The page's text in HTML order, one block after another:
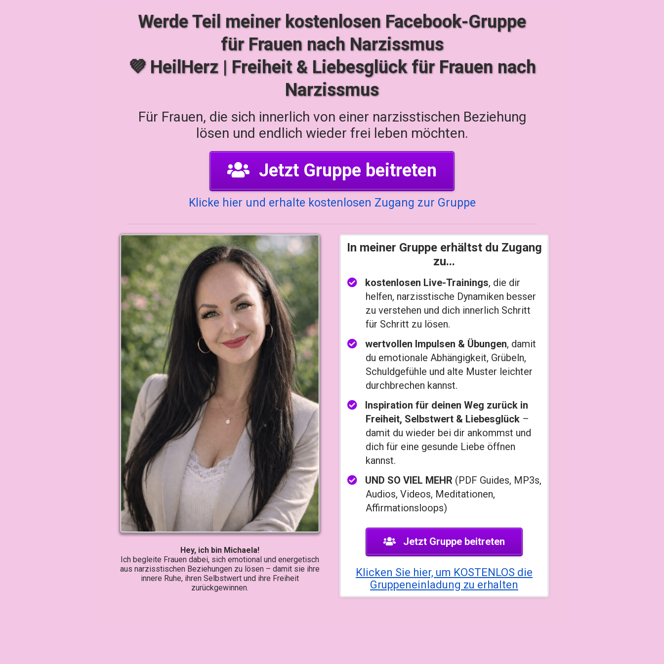
Werde Teil meiner kostenlosen Facebook-Gruppe
für Frauen nach Narzissmus
💜 HeilHerz | Freiheit & Liebesglück für Frauen nach
Narzissmus
Für Frauen, die sich innerlich von einer narzisstischen Beziehung
lösen und endlich wieder frei leben möchten.
Jetzt Gruppe beitreten
Klicke hier und erhalte kostenlosen Zugang zur Gruppe
Hey, ich bin Michaela!
Ich begleite Frauen dabei, sich emotional und energetisch
aus narzisstischen Beziehungen zu lösen – damit sie ihre
innere Ruhe, ihren Selbstwert und ihre Freiheit
zurückgewinnen.
In meiner Gruppe erhältst du Zugang
zu...
kostenlosen Live-Trainings, die dir
helfen, narzisstische Dynamiken besser
zu verstehen und dich innerlich Schritt
für Schritt zu lösen.
wertvollen Impulsen & Übungen, damit
du emotionale Abhängigkeit, Grübeln,
Schuldgefühle und alte Muster leichter
durchbrechen kannst.
​Inspiration für deinen Weg zurück in
Freiheit, Selbstwert & Liebesglück –
damit du wieder bei dir ankommst und
dich für eine gesunde Liebe öffnen
kannst.
UND SO VIEL MEHR (PDF Guides, MP3s,
Audios, Videos, Meditationen,
Affirmationsloops)
Jetzt Gruppe beitreten
Klicken Sie hier, um KOSTENLOS die
Gruppeneinladung zu erhalten